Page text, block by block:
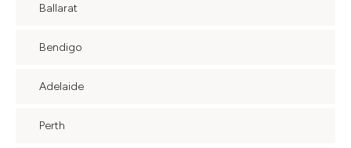
Ballarat
Bendigo
Adelaide
Perth